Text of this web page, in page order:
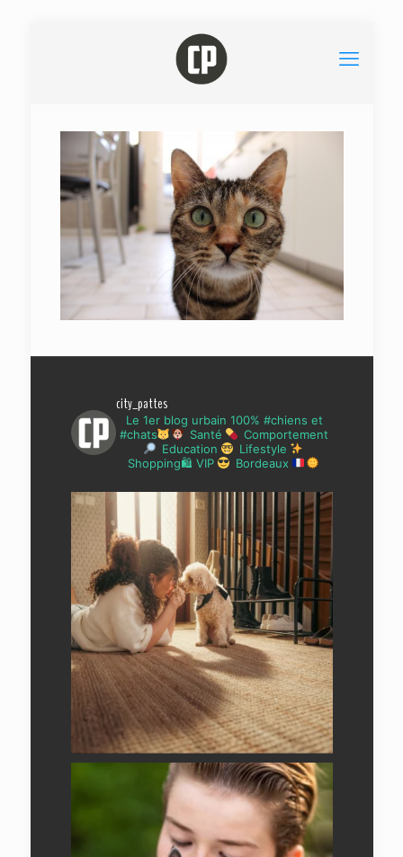
city_pattes
Le 1er blog urbain 100% #chiens et
#chats
Santé
Comportement
Education
Lifestyle
Shopping🛍 VIP
Bordeaux